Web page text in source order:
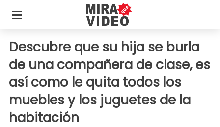
Descubre que su hija se burla
de una compañera de clase, es
así como le quita todos los
muebles y los juguetes de la
habitación